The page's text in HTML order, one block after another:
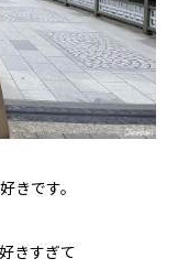
きです。
きすぎて